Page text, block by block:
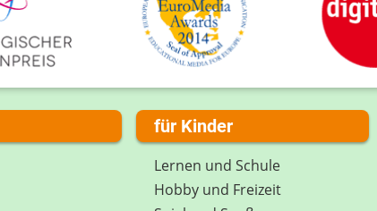
für Kinder
Lernen und Schule
Hobby und Freizeit